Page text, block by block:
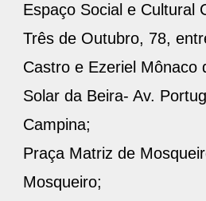
Espaço Social e Cultural
Três de Outubro, 78,
Castro e Ezeriel Mônaco
Solar da Beira- Av.
Campina;
Praça Matriz de
Mosqueiro;